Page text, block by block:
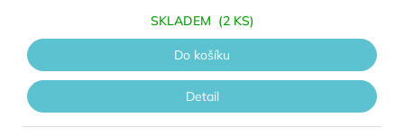
SKLADEM (2 KS)
Do košíku
Detail